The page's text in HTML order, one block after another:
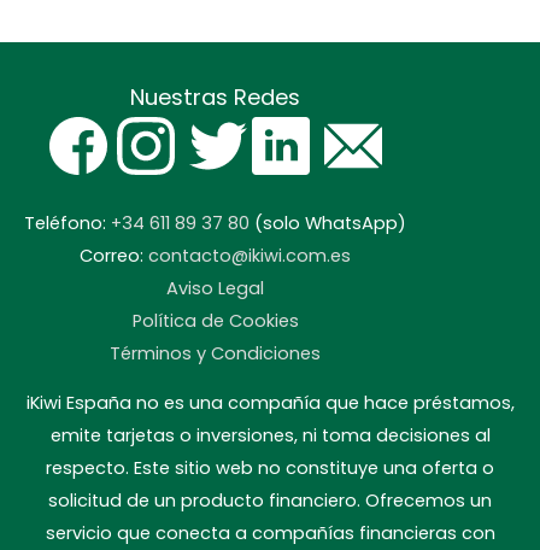
Nuestras Redes
Teléfono: +34 611 89 37 80 (solo WhatsApp)
Correo: contacto@ikiwi.com.es
Aviso Legal
Política de Cookies
Términos y Condiciones
iKiwi España no es una compañía que hace préstamos,
emite tarjetas o inversiones, ni toma decisiones al
respecto. Este sitio web no constituye una oferta o
solicitud de un producto financiero. Ofrecemos un
servicio que conecta a compañías financieras con